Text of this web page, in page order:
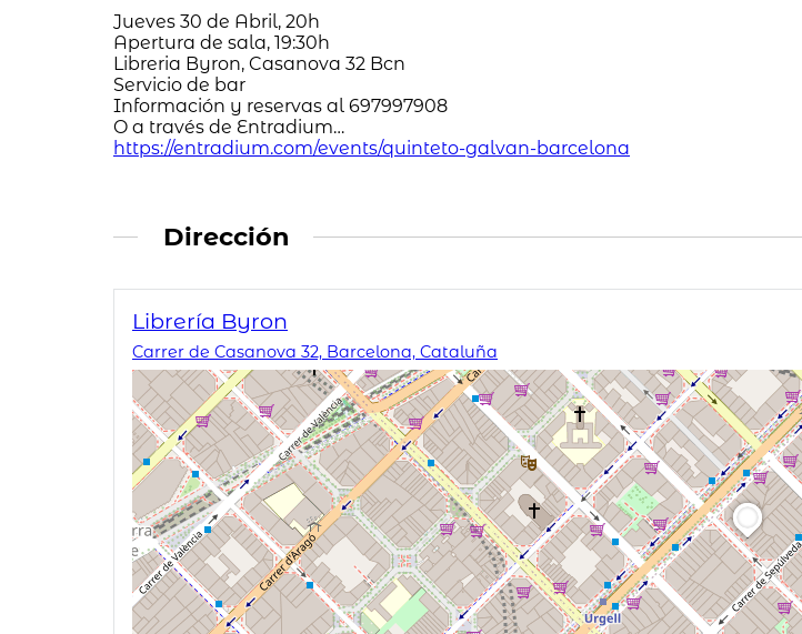
Jueves 30 de Abril, 20h
Apertura de sala, 19:30h
Libreria Byron, Casanova 32 Bcn
Servicio de bar
Información y reservas al 697997908
O a través de Entradium…
https://entradium.com/events/quinteto-galvan-barcelona
Dirección
Librería Byron
Carrer de Casanova 32, Barcelona, Cataluña